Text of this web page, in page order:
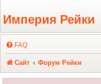
Регистрация
Империя Рейки
FAQ
Сайт Форум Рейки